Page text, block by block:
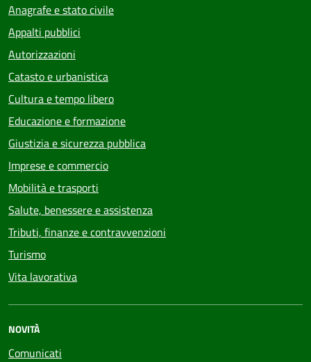
Anagrafe e stato civile
Appalti pubblici
Autorizzazioni
Catasto e urbanistica
Cultura e tempo libero
Educazione e formazione
Giustizia e sicurezza pubblica
Imprese e commercio
Mobilità e trasporti
Salute, benessere e assistenza
Tributi, finanze e contravvenzioni
Turismo
Vita lavorativa
NOVITÀ
Comunicati